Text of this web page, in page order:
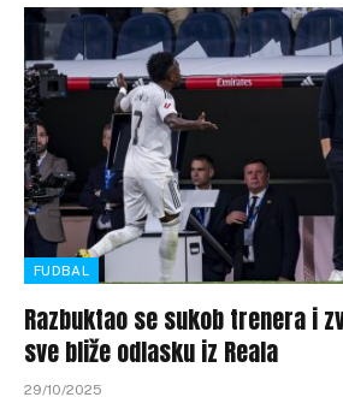
FUDBAL
Razbuktao se sukob trenera i
sve bliže odlasku iz Reala
29/10/2025